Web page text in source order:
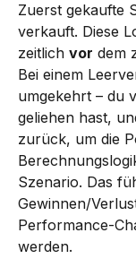
Zuerst gekaufte
verkauft. Diese
zeitlich vor dem
Bei einem
umgekehrt – du
geliehen hast,
zurück, um die
Szenario. Das
Gewinnen/
Performance-
werden.